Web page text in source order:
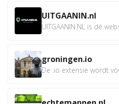
UITGAANIN.nl
groningen.io